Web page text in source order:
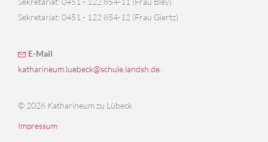
Sekretariat: 0451 - 122 854-12 (Frau Giertz)
E-Mail
katharineum.luebeck@schule.landsh.de
© 2026 Katharineum zu Lübeck
Impressum